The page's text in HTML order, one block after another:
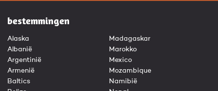
bestemmingen
Alaska
Albanië
Argentinië
Armenië
Baltics
Madagaskar
Marokko
Mexico
Mozambique
Namibië